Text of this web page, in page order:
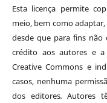
Esta licença permite
meio, bem como
desde que para fins não
crédito aos autores e
Creative Commons e
casos, nenhuma
dos editores.Autores